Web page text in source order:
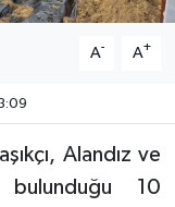
A- A+
Alandız ve
bulunduğu 10